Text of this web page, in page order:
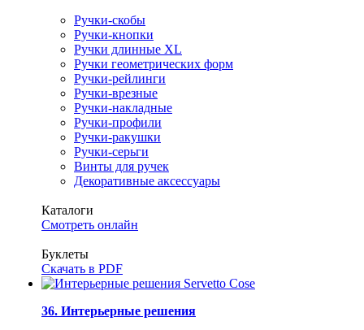
Ручки-скобы
Ручки-кнопки
Ручки длинные XL
Ручки геометрических форм
Ручки-рейлинги
Ручки-врезные
Ручки-накладные
Ручки-профили
Ручки-ракушки
Ручки-серьги
Винты для ручек
Декоративные аксессуары
Каталоги
Смотреть онлайн
Буклеты
Скачать в PDF
36. Интерьерные решения